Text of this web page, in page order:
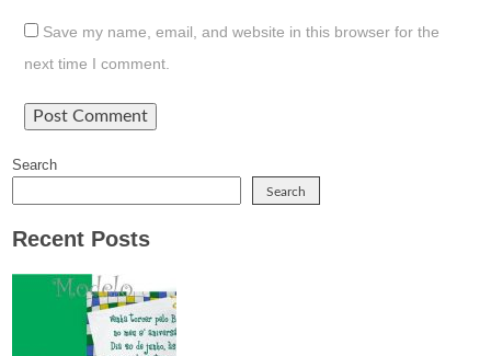
Save my name, email, and website in this browser for the
next time I comment.
Search
Search
Recent Posts